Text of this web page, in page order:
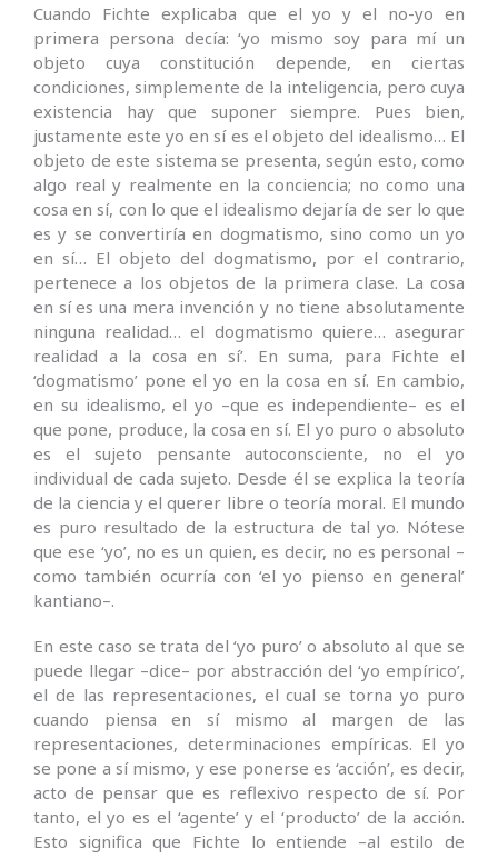
Cuando Fichte explicaba que el yo y el no-yo en
primera persona decía: ‘yo mismo soy para mí un
objeto cuya constitución depende, en ciertas
condiciones, simplemente de la inteligencia, pero cuya
existencia hay que suponer siempre. Pues bien,
justamente este yo en sí es el objeto del idealismo… El
objeto de este sistema se presenta, según esto, como
algo real y realmente en la conciencia; no como una
cosa en sí, con lo que el idealismo dejaría de ser lo que
es y se convertiría en dogmatismo, sino como un yo
en sí… El objeto del dogmatismo, por el contrario,
pertenece a los objetos de la primera clase. La cosa
en sí es una mera invención y no tiene absolutamente
ninguna realidad… el dogmatismo quiere… asegurar
realidad a la cosa en sí’. En suma, para Fichte el
‘dogmatismo’ pone el yo en la cosa en sí. En cambio,
en su idealismo, el yo –que es independiente– es el
que pone, produce, la cosa en sí. El yo puro o absoluto
es el sujeto pensante autoconsciente, no el yo
individual de cada sujeto. Desde él se explica la teoría
de la ciencia y el querer libre o teoría moral. El mundo
es puro resultado de la estructura de tal yo. Nótese
que ese ‘yo’, no es un quien, es decir, no es personal –
como también ocurría con ‘el yo pienso en general’
kantiano–.
En este caso se trata del ‘yo puro’ o absoluto al que se
puede llegar –dice– por abstracción del ‘yo empírico’,
el de las representaciones, el cual se torna yo puro
cuando piensa en sí mismo al margen de las
representaciones, determinaciones empíricas. El yo
se pone a sí mismo, y ese ponerse es ‘acción’, es decir,
acto de pensar que es reflexivo respecto de sí. Por
tanto, el yo es el ‘agente’ y el ‘producto’ de la acción.
Esto significa que Fichte lo entiende –al estilo de